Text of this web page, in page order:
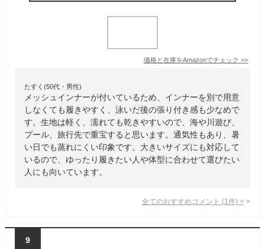
価格と在庫をAmazonでチェック >>
たすく(50代・男性)
メッシュインナーが付いているため、インナーを別で用意
しなくても履きやすく、泳いだ後の張り付き感も少なめで
す。生地は軽く、濡れても乾きやすいので、海や川遊び、
プール、旅行先で重宝すると思います。通気性もあり、暑
い日でも蒸れにくい印象です。大きいサイズにも対応して
いるので、ゆったり履きたい人や体型に合わせて選びたい
人にも向いています。
全てのおすすめコメント (1 件) >
9